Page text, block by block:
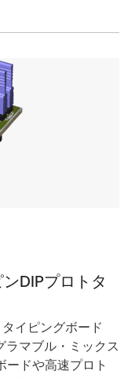
DIPプロトタ
イピングボード
マブル・ミックス
ードや高速プロト